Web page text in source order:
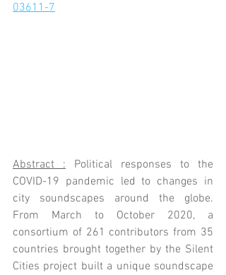
03611-7
Abstract : Political responses to the
COVID-19 pandemic led to changes in
city soundscapes around the globe.
From March to October 2020, a
consortium of 261 contributors from 35
countries brought together by the Silent
Cities project built a unique soundscape